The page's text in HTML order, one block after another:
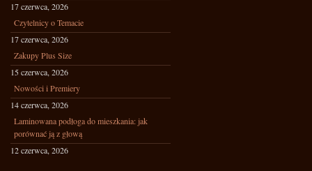
17 czerwca, 2026
Czytelnicy o Temacie
17 czerwca, 2026
Zakupy Plus Size
15 czerwca, 2026
Nowości i Premiery
14 czerwca, 2026
Laminowana podłoga do mieszkania: jak
porównać ją z głową
12 czerwca, 2026